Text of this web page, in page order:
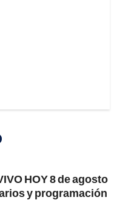
HOY 8 de agosto
y programación